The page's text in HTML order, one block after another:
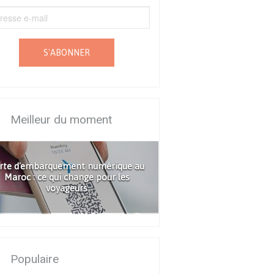
S'ABONNER
Meilleur du moment
d'embarquement numérique au
Maroc : ce qui change pour les
voyageurs
Populaire